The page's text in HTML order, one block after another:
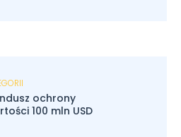
ochrony
100 mln USD